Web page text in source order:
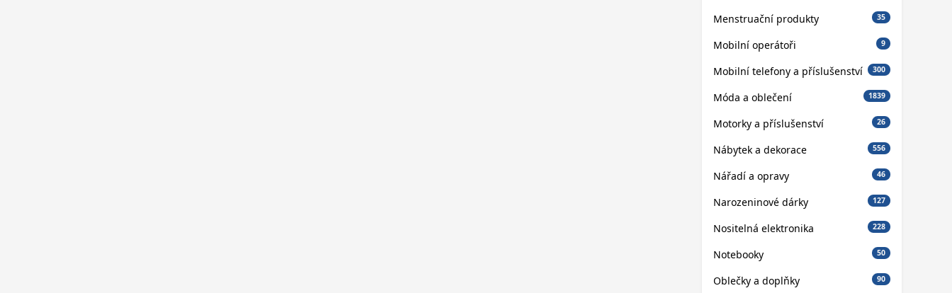
Menstruační produkty 35
Mobilní operátoři 9
Mobilní telefony a příslušenství 300
Móda a oblečení 1839
Motorky a příslušenství 26
Nábytek a dekorace 556
Nářadí a opravy 46
Narozeninové dárky 127
Nositelná elektronika 228
Notebooky 50
Oblečky a doplňky 90